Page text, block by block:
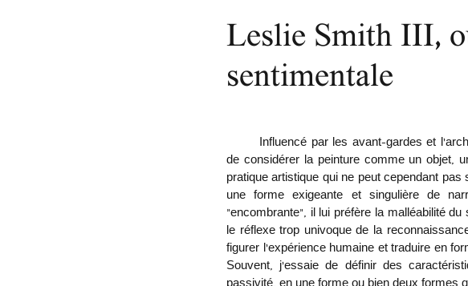
Textes d'expos Focus
Leslie Smith III,
sentimentale
de considérer la peinture comme un objet,
pratique artistique qui ne peut cependant pas
une forme exigeante et singulière de
«encombrante», il lui préfère la malléabilité
le réflexe trop univoque de la
figurer l’expérience humaine et traduire en
Souvent, j’essaie de définir des